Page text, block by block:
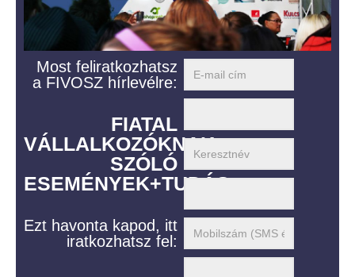
Most feliratkozhatsz
a FIVOSZ hírlevélre:
FIATAL
VÁLLALKOZÓKNAK
SZÓLÓ
ESEMÉNYEK+TUDÁS
Ezt havonta kapod, itt
iratkozhatsz fel: